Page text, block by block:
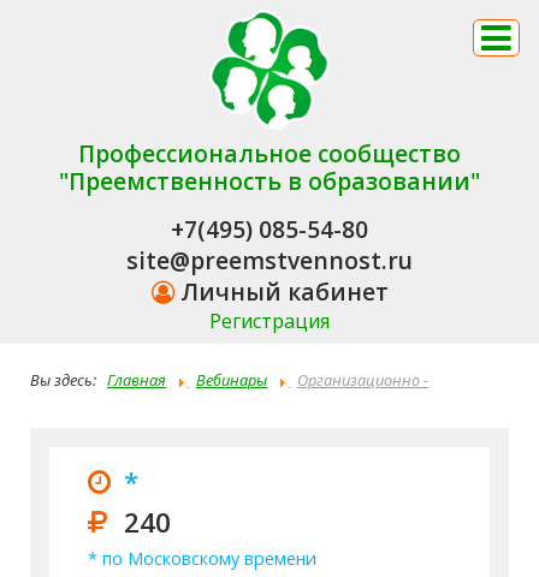
Профессиональное сообщество
"Преемственность в образовании"
+7(495) 085-54-80
site@preemstvennost.ru
Личный кабинет
Регистрация
Вы здесь: Главная Вебинары
Организационно -
*
240
* по Московскому времени